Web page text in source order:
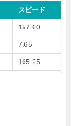
スピード
157.60
7.65
165.25